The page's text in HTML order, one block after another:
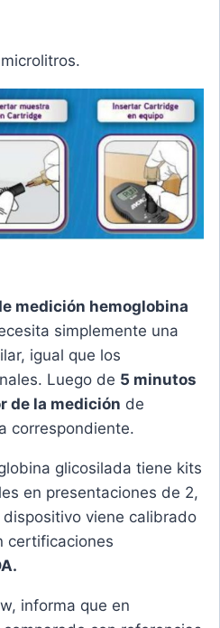
medición hemoglobina
simplemente una
igual que los
Luego de 5 minutos
de la medición de
correspondiente.
glicosilada tiene kits
en presentaciones de 2,
viene calibrado
certificaciones
informa que en